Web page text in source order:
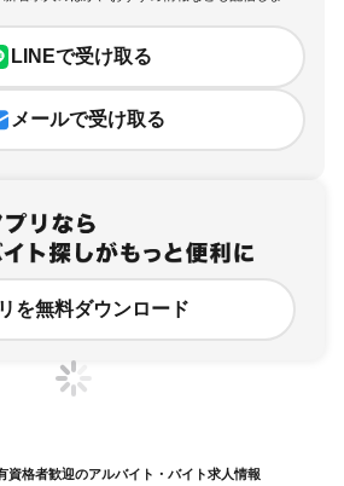
LINEで受け取る
メールで受け取る
を無料ダウンロード
資格者歓迎のアルバイト・バイト求人情報